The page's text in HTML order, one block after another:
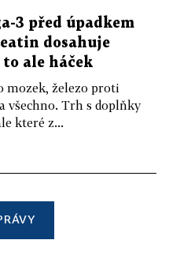
3 před úpadkem
dosahuje
to ale háček
mozek, železo proti
všechno. Trh s doplňky
které z...